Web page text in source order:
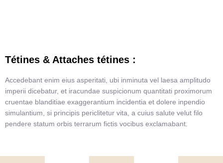
Tétines & Attaches tétines :
Accedebant enim eius asperitati, ubi inminuta vel laesa amplitudo
imperii dicebatur, et iracundae suspicionum quantitati proximorum
cruentae blanditiae exaggerantium incidentia et dolere inpendio
simulantium, si principis periclitetur vita, a cuius salute velut filo
pendere statum orbis terrarum fictis vocibus exclamabant.